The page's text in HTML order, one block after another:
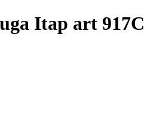
Itap art 917C